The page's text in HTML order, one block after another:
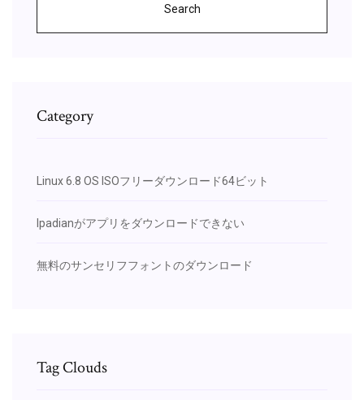
Search
Category
Linux 6.8 OS ISOフリーダウンロード64ビット
Ipadianがアプリをダウンロードできない
無料のサンセリフフォントのダウンロード
Tag Clouds